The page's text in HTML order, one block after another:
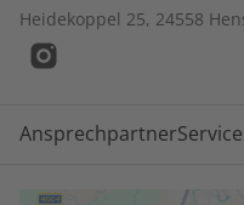
Heidekoppel 25, 24558
Ansprechpartner